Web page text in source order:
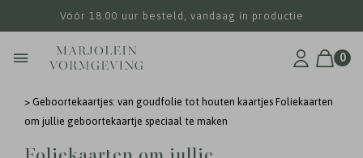
Vóór 18.00 uur besteld, vandaag in productie
0
> Geboortekaartjes: van goudfolie tot houten kaartjes Foliekaarten
om jullie geboortekaartje speciaal te maken